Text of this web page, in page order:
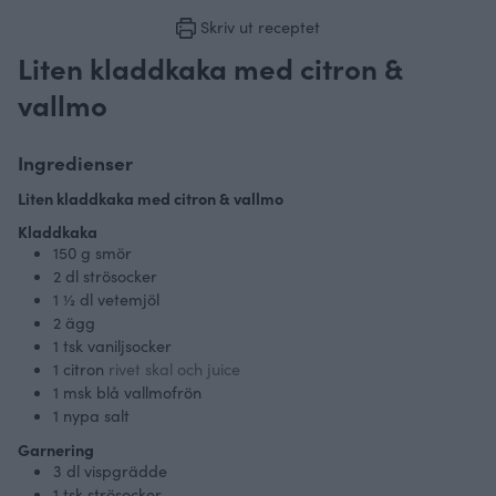
Skriv ut receptet
Liten kladdkaka med citron &
vallmo
Ingredienser
Liten kladdkaka med citron & vallmo
Kladdkaka
150 g smör
2 dl strösocker
1 ½ dl vetemjöl
2 ägg
1 tsk vaniljsocker
1 citron rivet skal och juice
1 msk blå vallmofrön
1 nypa salt
Garnering
3 dl vispgrädde